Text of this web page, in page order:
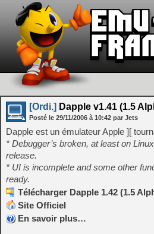
[Ordi.] Dapple v1.41 (1.5
Posté le 29/11/2006 à 10:42 par Jets
Dapple est un émulateur Apple ][
* Debugger’s broken, at least on
release.
* UI is incomplete and some other
ready.
Télécharger Dapple 1.42 (1.5
Site Officiel
En savoir plus…